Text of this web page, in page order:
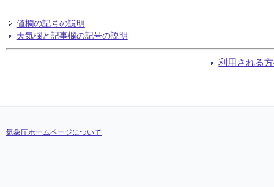
24
24
24
24
値欄の記号の説明
天気欄と記事欄の記号の説明
利用される
気象庁ホームページについて